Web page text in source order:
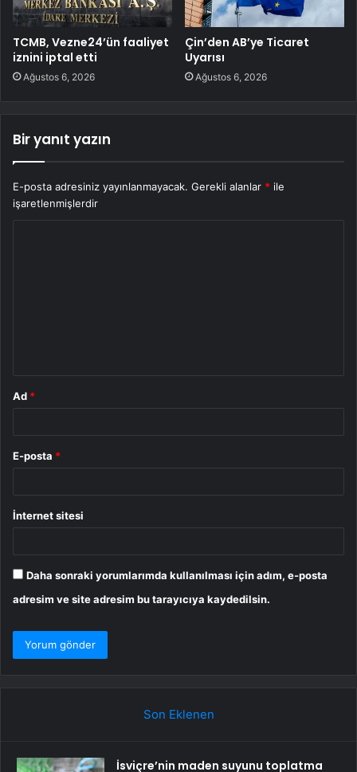
TCMB, Vezne24’ün faaliyet
iznini iptal etti
Ağustos 6, 2026
Çin’den AB’ye Ticaret
Uyarısı
Ağustos 6, 2026
Bir yanıt yazın
E-posta adresiniz yayınlanmayacak. Gerekli alanlar * ile
işaretlenmişlerdir
Ad *
E-posta *
İnternet sitesi
Daha sonraki yorumlarımda kullanılması için adım, e-posta
adresim ve site adresim bu tarayıcıya kaydedilsin.
Son Eklenen
İsviçre’nin maden suyunu toplatma